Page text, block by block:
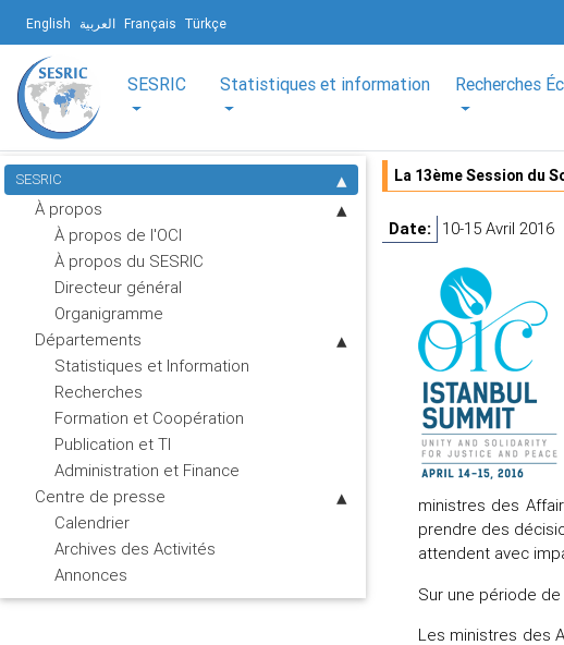
English العربية Français Türkçe
SESRIC Statistiques et information Recherches
SESRIC
À propos
À propos de l'OCI
À propos du SESRIC
Directeur général
Organigramme
Départements
Statistiques et Information
Recherches
Formation et Coopération
Publication et TI
Administration et Finance
Centre de presse
Calendrier
Archives des Activités
Annonces
La 13ème Session du
Date: 10-15 Avril 2016
ministres des
prendre des
attendent avec
Sur une période
Les ministres des